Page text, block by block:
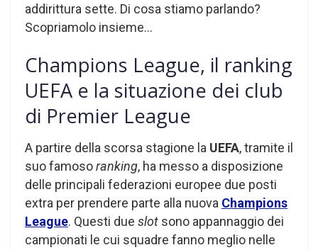
addirittura sette. Di cosa stiamo parlando?
Scopriamolo insieme…
Champions League, il ranking
UEFA e la situazione dei club
di Premier League
A partire della scorsa stagione la UEFA, tramite il
suo famosoranking, ha messo a disposizione
delle principali federazioni europee due posti
extra per prendere parte alla nuova Champions
League. Questi due slot sono appannaggio dei
campionati le cui squadre fanno meglio nelle